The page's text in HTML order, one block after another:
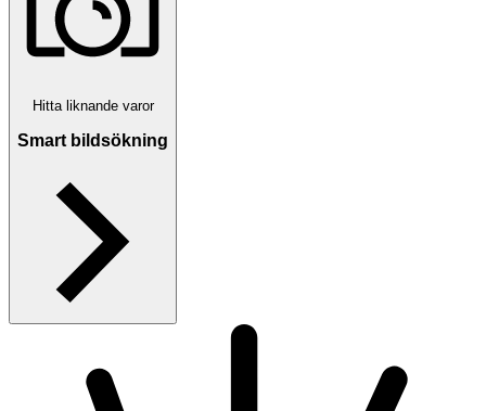
Hitta liknande varor
Smart bildsökning